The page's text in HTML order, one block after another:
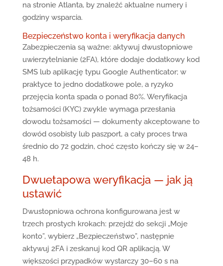
na stronie Atlanta, by znaleźć aktualne numery i
godziny wsparcia.
Bezpieczeństwo konta i weryfikacja danych
Zabezpieczenia są ważne: aktywuj dwustopniowe
uwierzytelnianie (2FA), które dodaje dodatkowy kod
SMS lub aplikację typu Google Authenticator; w
praktyce to jedno dodatkowe pole, a ryzyko
przejęcia konta spada o ponad 80%. Weryfikacja
tożsamości (KYC) zwykle wymaga przesłania
dowodu tożsamości — dokumenty akceptowane to
dowód osobisty lub paszport, a cały proces trwa
średnio do 72 godzin, choć często kończy się w 24–
48 h.
Dwuetapowa weryfikacja — jak ją
ustawić
Dwustopniowa ochrona konfigurowana jest w
trzech prostych krokach: przejdź do sekcji „Moje
konto”, wybierz „Bezpieczeństwo”, następnie
aktywuj 2FA i zeskanuj kod QR aplikacją. W
większości przypadków wystarczy 30–60 s na